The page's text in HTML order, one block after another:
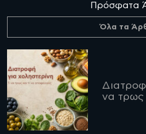
Πρόσφατα
Όλα τα
να τρως